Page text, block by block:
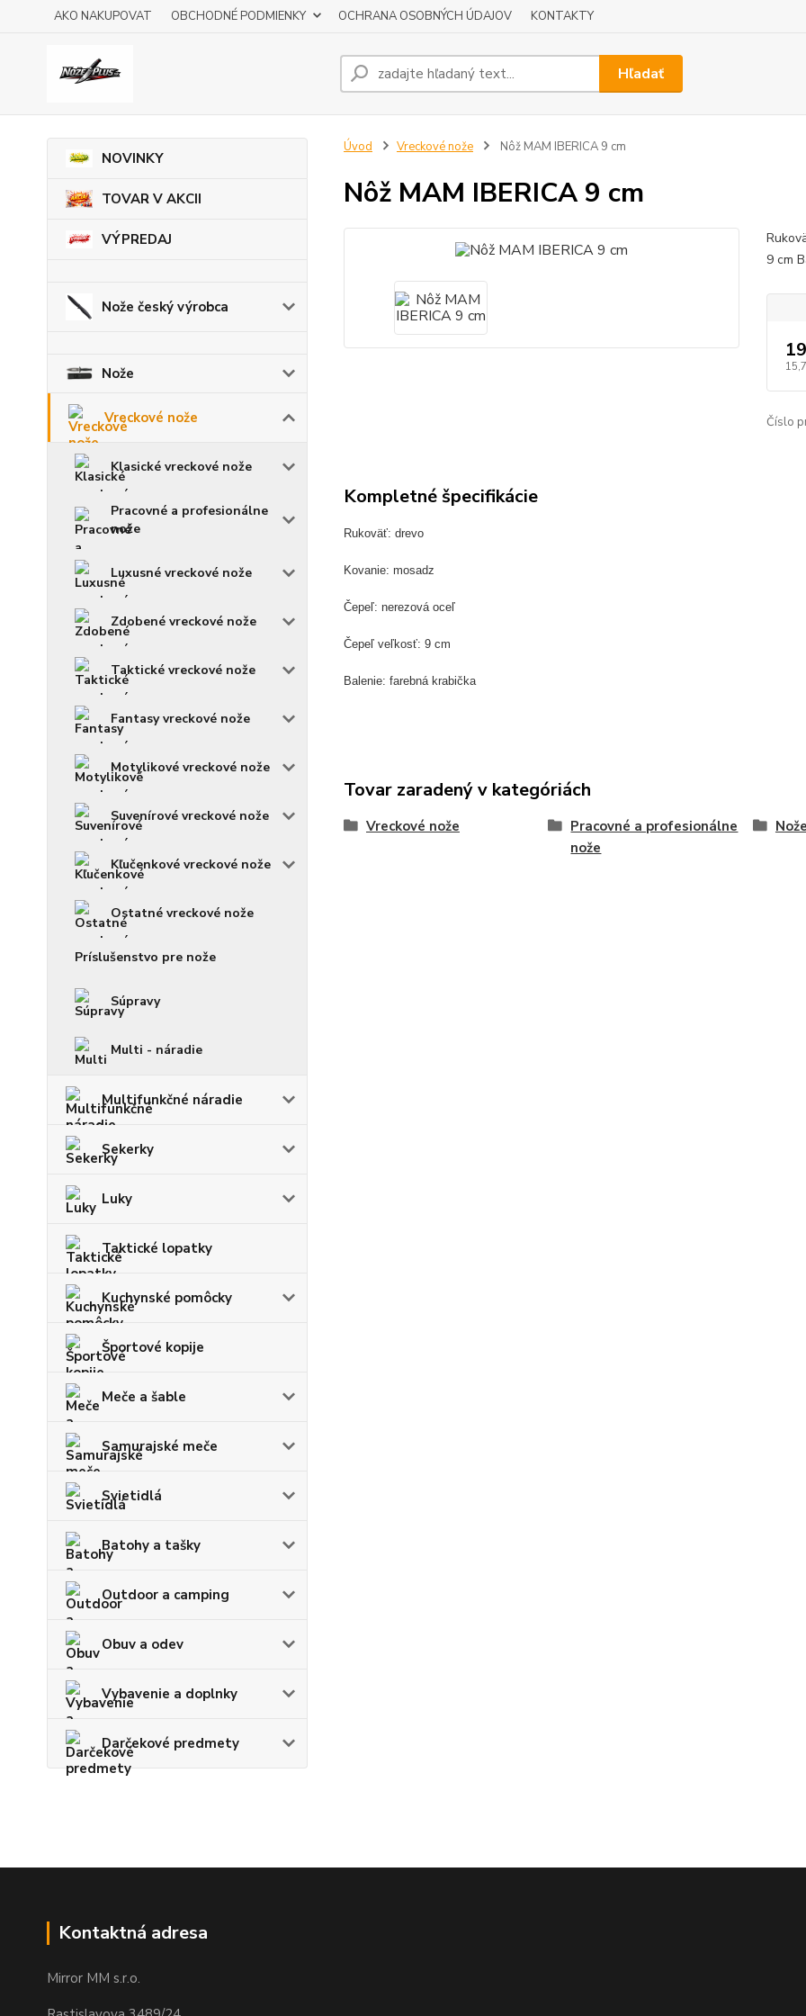
AKO NAKUPOVAT OBCHODNÉ PODMIENKY OCHRANA OSOBNÝCH ÚDAJOV KONTAKTY
Hľadať
NOVINKY
TOVAR V AKCII
VÝPREDAJ
Nože český výrobca
Nože
Vreckové nože
Klasické vreckové nože
Pracovné a profesionálne
nože
Luxusné vreckové nože
Zdobené vreckové nože
Taktické vreckové nože
Fantasy vreckové nože
Motylikové vreckové nože
Suvenírové vreckové nože
Kľučenkové vreckové nože
Ostatné vreckové nože
Príslušenstvo pre nože
Súpravy
Multi - náradie
Multifunkčné náradie
Sekerky
Luky
Taktické lopatky
Kuchynské pomôcky
Športové kopije
Meče a šable
Samurajské meče
Svietidlá
Batohy a tašky
Outdoor a camping
Obuv a odev
Vybavenie a doplnky
Darčekové predmety
Úvod Vreckové nože Nôž MAM IBERICA 9 cm
Nôž MAM IBERICA 9 cm
9 cm
Číslo
Kompletné špecifikácie
Rukoväť: drevo
Kovanie: mosadz
Čepeľ: nerezová oceľ
Čepeľ veľkosť: 9 cm
Balenie: farebná krabička
Tovar zaradený v kategóriách
Vreckové nože
Pracovné a profesionálne
nože
Kontaktná adresa
Mirror MM s.r.o.